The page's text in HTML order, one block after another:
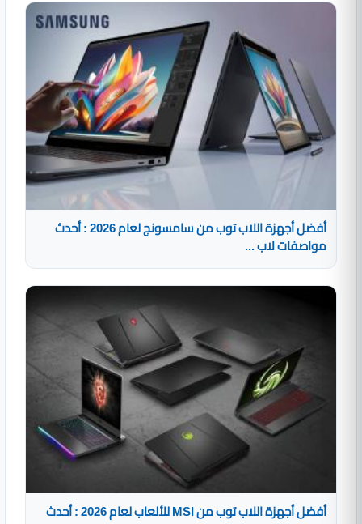
أفضل أجهزة اللاب توب من سامسونج لعام 2026 : أحدث
مواصفات لاب ...
أفضل أجهزة اللاب توب من MSI للألعاب لعام 2026 : أحدث